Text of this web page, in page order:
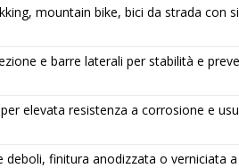
mountain bike, bici da strada con
e barre laterali per stabilità e
elevata resistenza a corrosione e
deboli, finitura anodizzata o verniciata